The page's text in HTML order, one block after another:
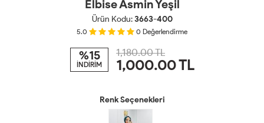
Elbise Asmin Yeşil
Ürün Kodu:3663-400
5.0 0 Değerlendirme
%15
İNDİRİM
1,180.00 TL
1,000.00TL
Renk Seçenekleri